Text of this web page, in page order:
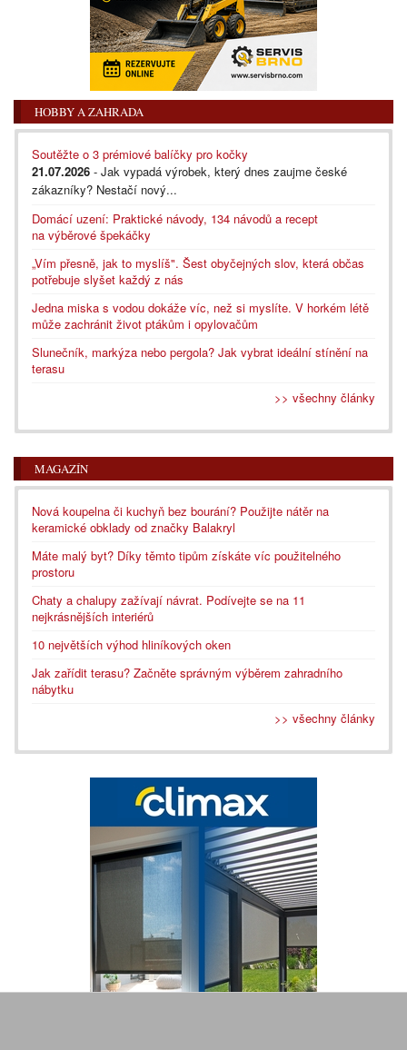
HOBBY A ZAHRADA
Soutěžte o 3 prémiové balíčky pro kočky
21.07.2026 - Jak vypadá výrobek, který dnes zaujme české
zákazníky? Nestačí nový...
Domácí uzení: Praktické návody, 134 návodů a recept
na výběrové špekáčky
„Vím přesně, jak to myslíš". Šest obyčejných slov, která občas
potřebuje slyšet každý z nás
Jedna miska s vodou dokáže víc, než si myslíte. V horkém létě
může zachránit život ptákům i opylovačům
Slunečník, markýza nebo pergola? Jak vybrat ideální stínění na
terasu
>> všechny články
MAGAZÍN
Nová koupelna či kuchyň bez bourání? Použijte nátěr na
keramické obklady od značky Balakryl
Máte malý byt? Díky těmto tipům získáte víc použitelného
prostoru
Chaty a chalupy zažívají návrat. Podívejte se na 11
nejkrásnějších interiérů
10 největších výhod hliníkových oken
Jak zařídit terasu? Začněte správným výběrem zahradního
nábytku
>> všechny články